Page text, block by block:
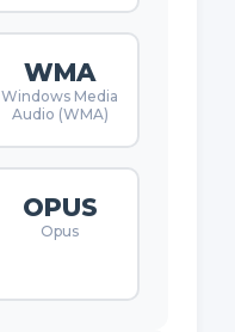
WMA
Windows Media
Audio (WMA)
OPUS
Opus